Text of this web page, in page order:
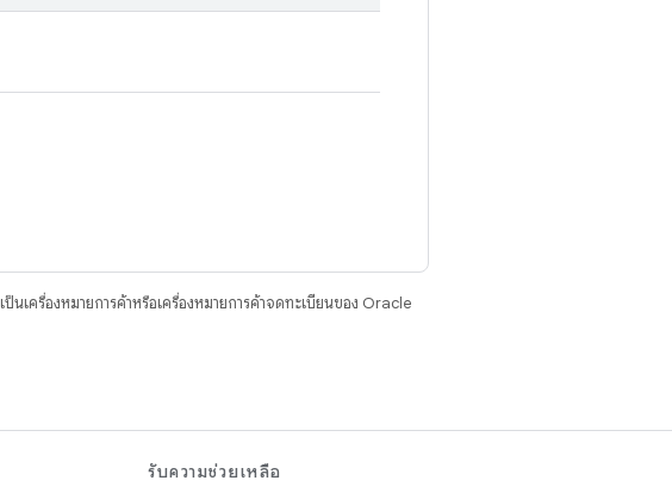
นเครื่องหมายการค้าหรือเครื่องหมายการค้าจดทะเบียนของ Oracle
รับความช่วยเหลือ